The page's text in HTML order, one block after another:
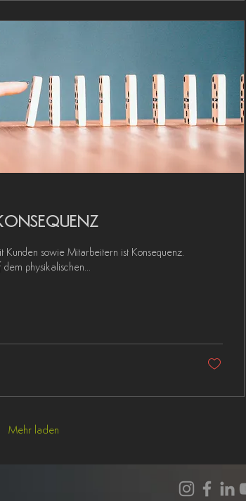
sowie Mitarbeitern ist Konsequenz.
physikalischen...
Mehr laden